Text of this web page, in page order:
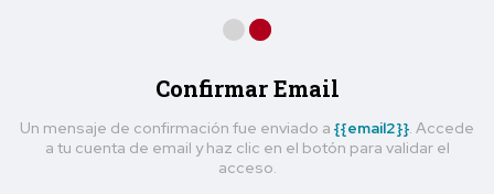
Confirmar Email
Un mensaje de confirmación fue enviado a {{email2}} . Accede
a tu cuenta de email y haz clic en el botón para validar el
acceso.